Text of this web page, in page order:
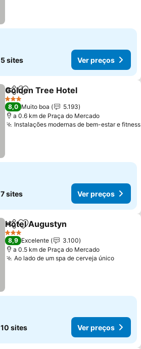
5 sites Ver preços
PartilharAdicionar aos favoritos
Golden Tree Hotel
3 Estrelas
8,0 Muito boa
5.193
a 0.6 km de Praça do Mercado
Instalações modernas de bem-estar e fitness
7 sites Ver preços
PartilharAdicionar aos favoritos
Hotel Augustyn
3 Estrelas
8,9 Excelente
3.100
a 0.5 km de Praça do Mercado
Ao lado de um spa de cerveja único
10 sites Ver preços